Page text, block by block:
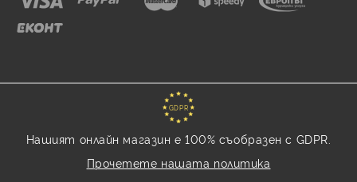
GDPR
Нашият онлайн магазин е 100% съобразен с GDPR.
Прочетете нашата политика